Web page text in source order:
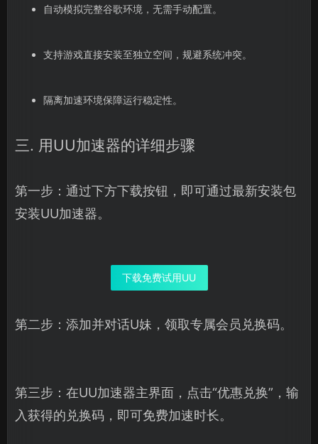
自动模拟完整谷歌环境，无需手动配置。
支持游戏直接安装至独立空间，规避系统冲突。
隔离加速环境保障运行稳定性。
三. 用UU加速器的详细步骤
第一步：通过下方下载按钮，即可通过最新安装包
安装UU加速器。
下载免费试用UU
第二步：添加并对话U妹，领取专属会员兑换码。
第三步：在UU加速器主界面，点击“优惠兑换”，输
入获得的兑换码，即可免费加速时长。